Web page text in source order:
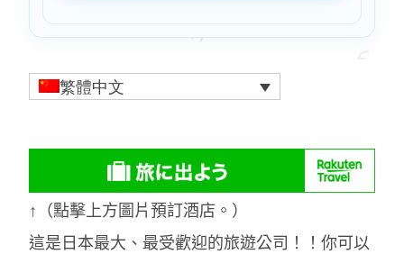
繁體中文
↑（點擊上方圖片預訂酒店。）
這是日本最大、最受歡迎的旅遊公司！！你可以